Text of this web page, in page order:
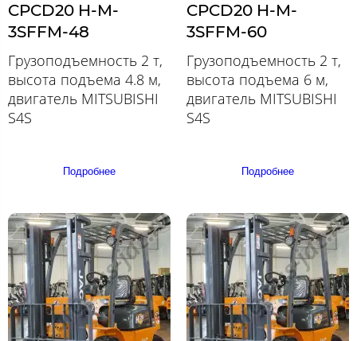
CPCD20 H-M-
3SFFM-48
Грузоподъемность 2 т,
высота подъема 4.8 м,
двигатель MITSUBISHI
S4S
Подробнее
CPCD20 H-M-
3SFFM-60
Грузоподъемность 2 т,
высота подъема 6 м,
двигатель MITSUBISHI
S4S
Подробнее